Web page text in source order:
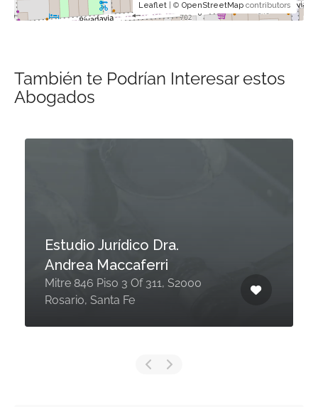
Leaflet | © OpenStreetMap contributors
También te Podrían Interesar estos
Abogados
Estudio Jurídico Dra.
Andrea Maccaferri
Mitre 846 Piso 3 Of 311, S2000
Rosario, Santa Fe